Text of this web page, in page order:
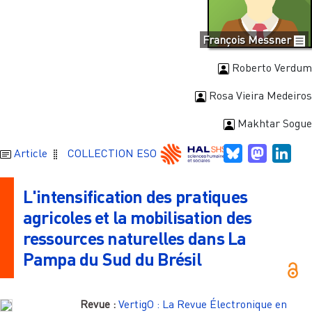
François Messner
Roberto Verdum
Rosa Vieira Medeiros
Makhtar Sogue
Article COLLECTION ESO Bluesky
L'intensification des pratiques
agricoles et la mobilisation des
ressources naturelles dans La
Pampa du Sud du Brésil
Revue :VertigO : La Revue Électronique en